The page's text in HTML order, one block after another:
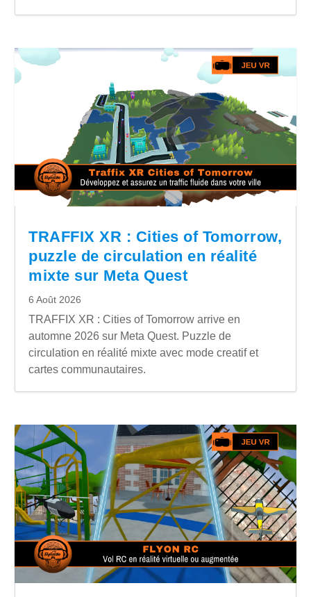
TRAFFIX XR : Cities of Tomorrow,
puzzle de circulation en réalité
mixte sur Meta Quest
6 Août 2026
TRAFFIX XR : Cities of Tomorrow arrive en
automne 2026 sur Meta Quest. Puzzle de
circulation en réalité mixte avec mode creatif et
cartes communautaires.